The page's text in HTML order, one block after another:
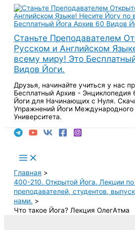
Перейти
содержимому
Станьте Преподавателем
Русском и Английском
всему миру! Это
Видов Йоги.
Друзья, начинайте учиться у нас
Бесплатный Архив - Энциклопедия
Йоги для Начинающих с Нуля.
Упражнений Йоги Международного
Университета.
Main
Menu
Главная
400-210. Открытой Йога. Лекции по
преподавателей, студентов,
нами.
Что такое Йога? Лекция ОлегАтма